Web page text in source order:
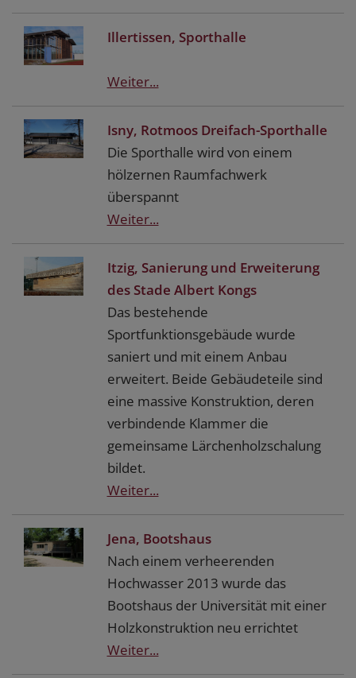
Illertissen, Sporthalle
Weiter...
Isny, Rotmoos Dreifach-Sporthalle
Die Sporthalle wird von einem
hölzernen Raumfachwerk
überspannt
Weiter...
Itzig, Sanierung und Erweiterung
des Stade Albert Kongs
Das bestehende
Sportfunktionsgebäude wurde
saniert und mit einem Anbau
erweitert. Beide Gebäudeteile sind
eine massive Konstruktion, deren
verbindende Klammer die
gemeinsame Lärchenholzschalung
bildet.
Weiter...
Jena, Bootshaus
Nach einem verheerenden
Hochwasser 2013 wurde das
Bootshaus der Universität mit einer
Holzkonstruktion neu errichtet
Weiter...